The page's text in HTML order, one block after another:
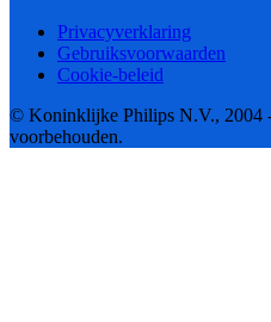
Privacyverklaring
Gebruiksvoorwaarden
Cookie-beleid
© Koninklijke Philips N.V., 2004
voorbehouden.